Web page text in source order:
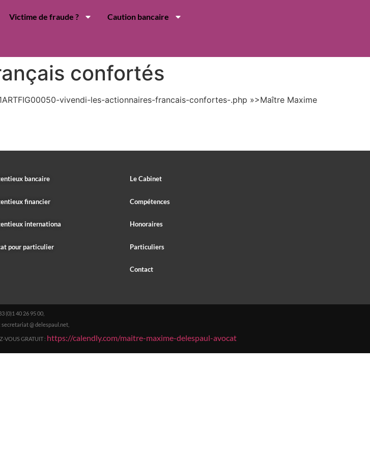
Victime de fraude ? Caution bancaire
confortés
vivendi-les-actionnaires-francais-confortes-.php »>Maître Maxime
bancaire
financier
internationa
pour particulier
Le Cabinet
Compétences
Honoraires
Particuliers
Contact
(0)1 40 26 95 00,
secretariat @ delespaul.net,
VOUS GRATUIT : https://calendly.com/maitre-maxime-delespaul-avocat